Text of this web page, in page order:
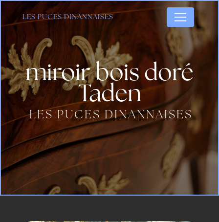
LES PUCES DINANNAISES
miroir bois doré
Taden
LES PUCES DINANNAISES
Panneau de gestion des cookies